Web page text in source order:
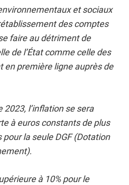
et sociaux
des comptes
faire au détriment de
de l’État comme celle des
en première ligne auprès de
2023, l’inflation se sera
à euros constants de plus
pour la seule DGF (Dotation
à 10% pour le